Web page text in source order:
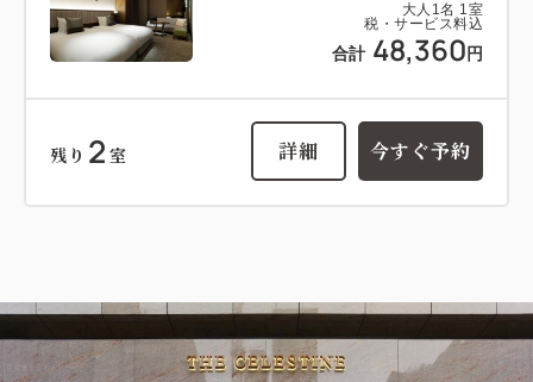
大人 1名 1室
税・サービス料込
合計 48,360 円
残り 2 室 詳細 今すぐ予約